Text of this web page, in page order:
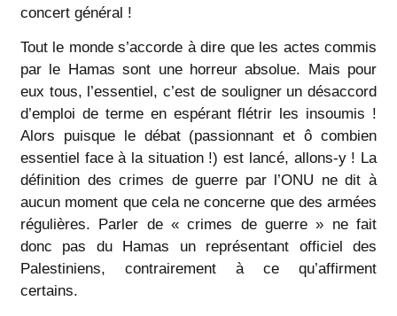
concert général !
Tout le monde s’accorde à dire que les actes commis
par le Hamas sont une horreur absolue. Mais pour
eux tous, l’essentiel, c’est de souligner un désaccord
d’emploi de terme en espérant flétrir les insoumis !
Alors puisque le débat (passionnant et ô combien
essentiel face à la situation !) est lancé, allons-y ! La
définition des crimes de guerre par l’ONU ne dit à
aucun moment que cela ne concerne que des armées
régulières. Parler de « crimes de guerre » ne fait
donc pas du Hamas un représentant officiel des
Palestiniens, contrairement à ce qu’affirment
certains.